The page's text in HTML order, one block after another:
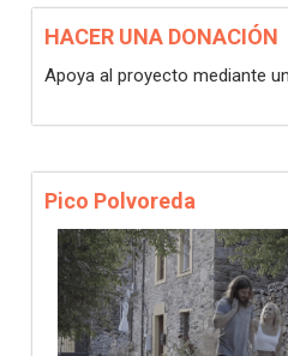
HACER UNA DONACIÓN
Apoya al proyecto mediante
Pico Polvoreda